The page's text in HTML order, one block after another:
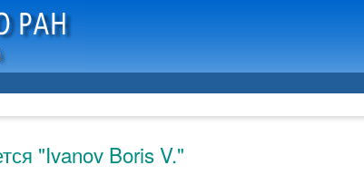
"Ivanov Boris V."